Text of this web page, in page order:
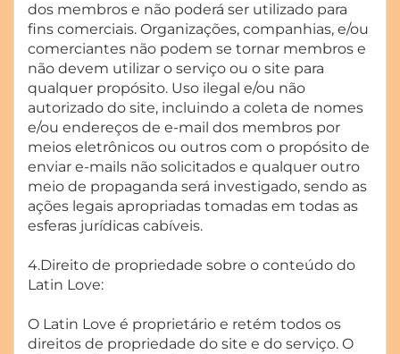
dos membros e não poderá ser utilizado para
fins comerciais. Organizações, companhias, e/ou
comerciantes não podem se tornar membros e
não devem utilizar o serviço ou o site para
qualquer propósito. Uso ilegal e/ou não
autorizado do site, incluindo a coleta de nomes
e/ou endereços de e-mail dos membros por
meios eletrônicos ou outros com o propósito de
enviar e-mails não solicitados e qualquer outro
meio de propaganda será investigado, sendo as
ações legais apropriadas tomadas em todas as
esferas jurídicas cabíveis.
4.Direito de propriedade sobre o conteúdo do
Latin Love:
O Latin Love é proprietário e retém todos os
direitos de propriedade do site e do serviço. O